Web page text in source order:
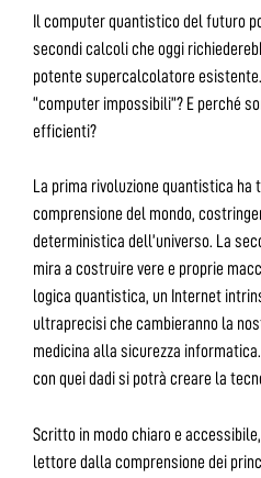
Il computer quantistico del futuro
secondi calcoli che oggi
potente supercalcolatore
“computer impossibili”? E perché
efficienti?
La prima rivoluzione quantistica
comprensione del mondo,
deterministica dell’universo. La
mira a costruire vere e proprie
logica quantistica, un Internet
ultraprecisi che cambieranno la
medicina alla sicurezza informatica.
con quei dadi si potrà creare la
Scritto in modo chiaro e
lettore dalla comprensione dei